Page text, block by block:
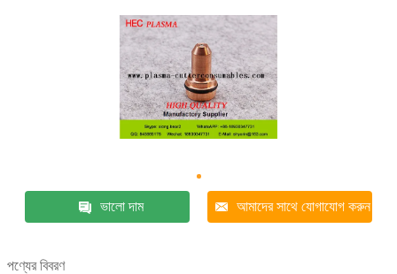
ভালো দাম আমাদের সাথে যোগাযোগ করুন
পণ্যের বিবরণ